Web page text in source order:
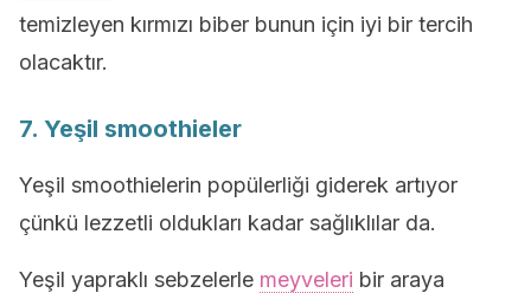
temizleyen kırmızı biber bunun için iyi bir tercih
olacaktır.
7. Yeşil smoothieler
Yeşil smoothielerin popülerliği giderek artıyor
çünkü lezzetli oldukları kadar sağlıklılar da.
Yeşil yapraklı sebzelerle meyveleri bir araya